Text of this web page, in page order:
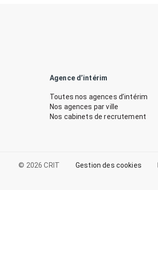
Agence d’intérim
Toutes nos agences d’intérim
Nos agences par ville
Nos cabinets de recrutement
© 2026 CRIT Gestion des cookies